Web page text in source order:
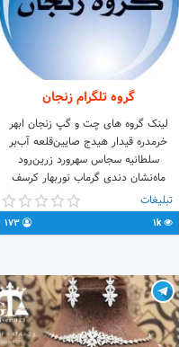
گروه تلگرام زنجان
لینک گروه های چت و گپ زنجان ابهر
خرمدره قیدار هیدج صایین‌قلعه آب‌بر
سلطانیه سجاس سهرورد زرین‌رود
ماه‌نشان دندی گرماب نوربهار کرسف
زرین‌آباد ارمغانخانه چورزق حلب نیک‌پی
جهت تبلیغات به آیدی زیر پیام بدین👇👇
👇 @poshtiban_linkdoni
تبلیغات
1k
173